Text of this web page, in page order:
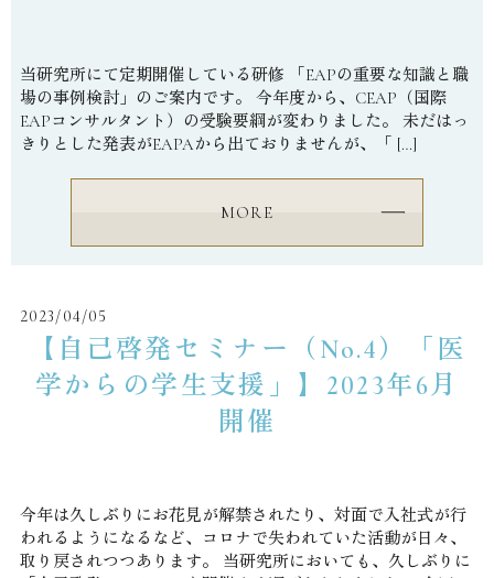
当研究所にて定期開催している研修 「EAPの重要な知識と職
場の事例検討」のご案内です。 今年度から、CEAP（国際
EAPコンサルタント）の受験要綱が変わりました。 未だはっ
きりとした発表がEAPAから出ておりませんが、「 […]
MORE
2023/04/05
【自己啓発セミナー（No.4）「医
学からの学生支援」】2023年6月
開催
今年は久しぶりにお花見が解禁されたり、対面で入社式が行
われるようになるなど、コロナで失われていた活動が日々、
取り戻されつつあります。 当研究所においても、久しぶりに